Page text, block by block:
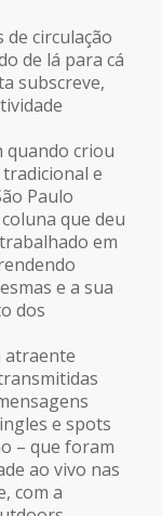
circulação
de lá para cá
subscreve,
quando criou
e
Paulo
que deu
em
e a sua
dos
atraente
e spots
– que foram
ao vivo nas
com a